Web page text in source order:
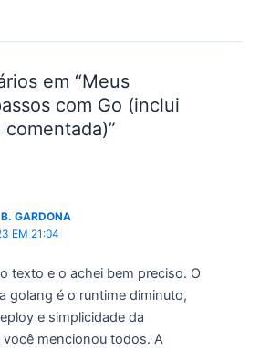
em “Meus
com Go (inclui
GARDONA
EM 21:04
texto e o achei bem preciso. O
golang é o runtime diminuto,
e simplicidade da
você mencionou todos. A